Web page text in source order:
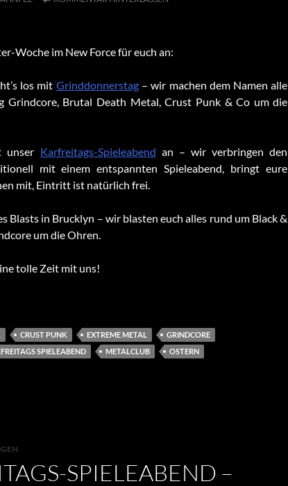
Woche im New Force für euch an:
los mit Grinddonnerstag– wir machen dem Namen alle
Grindcore, Brutal Death Metal, Crust Punk & Co um die
unser Karfreitags-Spieleabend an – wir verbringen den
mit einem entspannten Spieleabend, bringt eure
mit, Eintritt ist natürlich frei.
Blasts in Brucklyn – wir blasten euch alles rund um Black &
um die Ohren.
tolle Zeit mit uns!
CRUST PUNK EXTREME METAL
GRINDCORE
SPIELEABEND METALCLUB
OSTERN
SPIELEABEND –